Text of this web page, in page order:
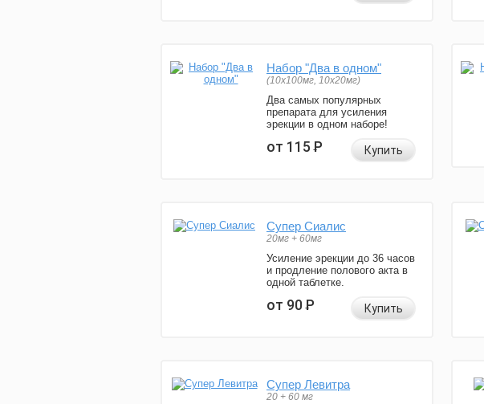
Набор "Два в одном"
(10x100мг, 10x20мг)
Два самых популярных
препарата для усиления
эрекции в одном наборе!
от 115Р Купить
Супер Сиалис
20мг + 60мг
Усиление эрекции до 36 часов
и продление полового акта в
одной таблетке.
от 90Р Купить
Супер Левитра
20 + 60 мг